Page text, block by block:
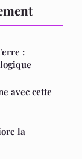
:
avec cette
la